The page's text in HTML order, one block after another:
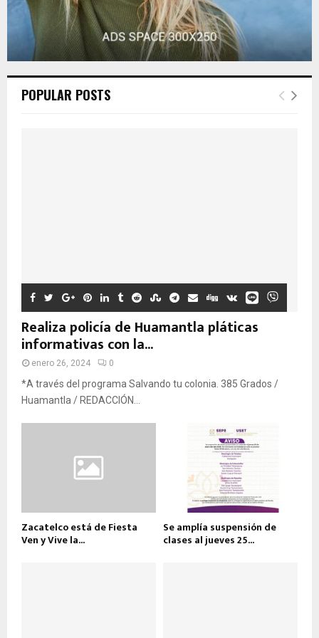
POPULAR POSTS
Realiza policía de Huamantla pláticas
informativas con la...
enero 26, 2024 0
*A través del programa Salvando tu colonia. 385 Grados /
Huamantla / REDACCIÓN...
Zacatelco está de Fiesta
Ven y Vive la...
Se amplía suspensión de
clases al jueves 25...